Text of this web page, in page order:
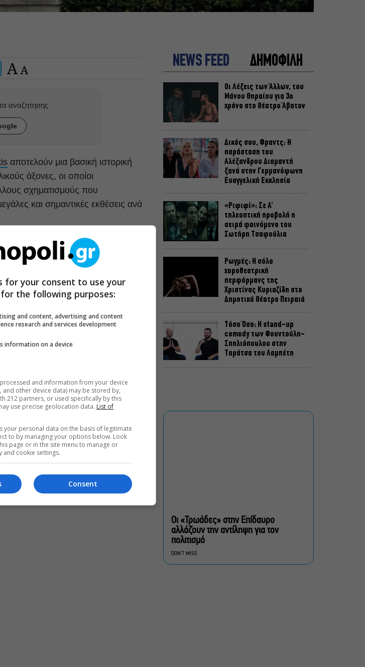
A A
αναζητησης
αποτελούν μια βασική ιστορική
άξονες, οι οποίοι
σχηματισμούς που
και σημαντικές εκθέσεις ανά
περίοδο τα Αιολικά
κοσμούν τον
πλούσιας ελληνικής
Επανάστασης, αλλά και την
κτιρίου που
NEWS FEED ΔΗΜΟΦΙΛΗ
Οι Λέξεις των Άλλων, του
Μάνου Θηραίου για 3ο
χρόνο στο Θέατρο Άβατον
Δικός σου, Φραντς: Η
παράσταση του
Αλέξανδρου Διαμαντή
ξανά στην Γερμανόφωνη
Ευαγγελική Εκκλησία
«Ριφιφί»: Σε Α’
τηλεοπτική προβολή η
σειρά φαινόμενο του
Σωτήρη Τσαφούλια
Ρωγμές: Η σόλο
χοροθεατρική
περφόρμανς της
Χριστίνας Κυριαζίδη στο
Δημοτικό Θέατρο Πειραιά
Τόσο Όσο: Η stand-up
comedy των Φουντούλη-
Σπηλιόπουλου στην
Ταράτσα του Λαμπέτη
σινεμά στην Ταράτσα του
Πρόστιμα έως 73.000€ για
αυθαίρετες καταλήψεις
Πέντε διηγήματα του
Οι «Τρωάδες» στην Επίδαυρο
αλλάζουν την αντίληψη για τον
πολιτισμό
DON'T MISS
for your consent to use your
the following purposes:
and content, advertising and content
research and services development
information on a device
and information from your device
and other device data) may be stored by,
212 partners, or used specifically by this
use precise geolocation data. List of
your personal data on the basis of legitimate
to by managing your options below. Look
page or in the site menu to manage or
and cookie settings.
Consent